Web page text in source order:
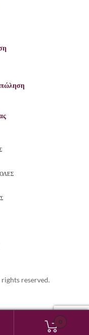
reserved.
0